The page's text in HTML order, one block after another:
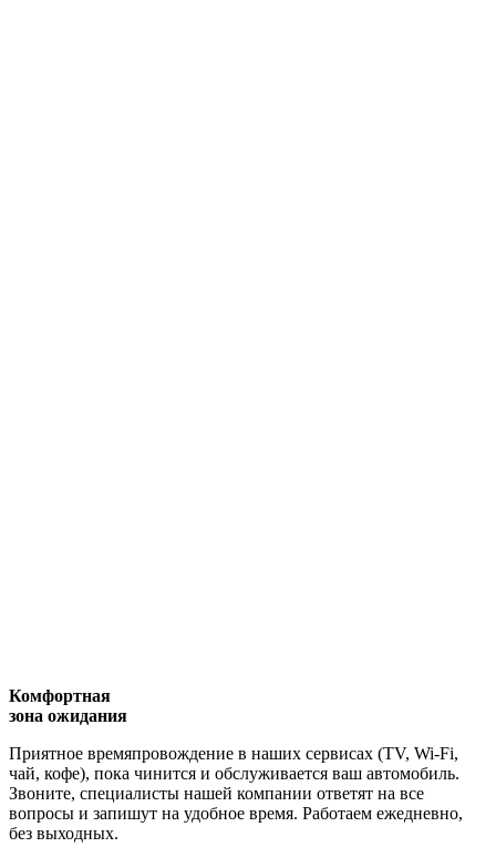
Комфортная
зона ожидания
Приятное времяпровождение в наших сервисах (TV, Wi-Fi,
чай, кофе), пока чинится и обслуживается ваш автомобиль.
Звоните, специалисты нашей компании ответят на все
вопросы и запишут на удобное время. Работаем ежедневно,
без выходных.